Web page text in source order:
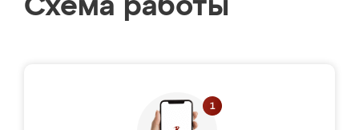
Схема работы